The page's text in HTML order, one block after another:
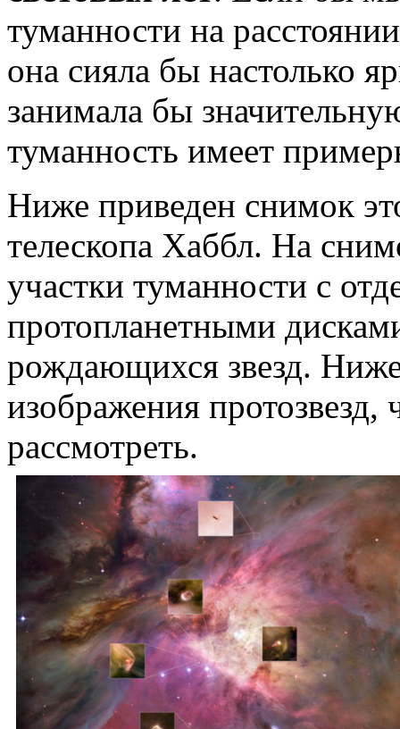
туманности на
она сияла бы настолько
занимала бы
туманность имеет
Ниже приведен снимок
телескопа Хаббл. На
участки туманности с
протопланетными
рождающихся звезд.
изображения
рассмотреть.